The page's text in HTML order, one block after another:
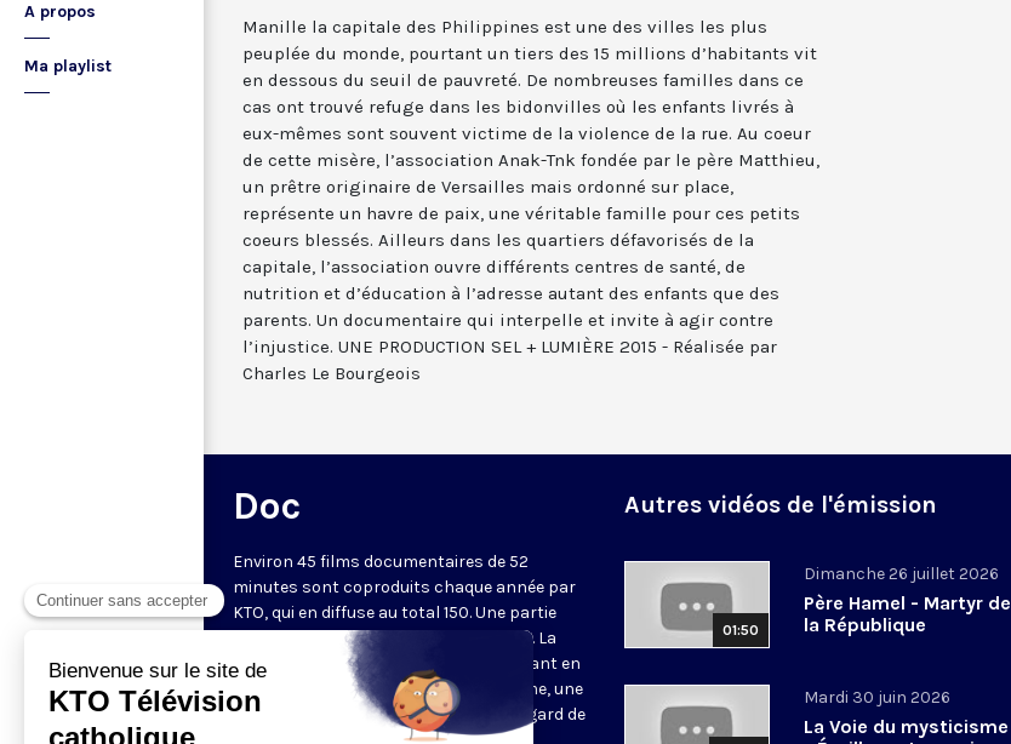
A propos
Ma playlist
Manille la capitale des Philippines est une des villes les plus
peuplée du monde, pourtant un tiers des 15 millions d’habitants vit
en dessous du seuil de pauvreté. De nombreuses familles dans ce
cas ont trouvé refuge dans les bidonvilles où les enfants livrés à
eux-mêmes sont souvent victime de la violence de la rue. Au coeur
de cette misère, l’association Anak-Tnk fondée par le père Matthieu,
un prêtre originaire de Versailles mais ordonné sur place,
représente un havre de paix, une véritable famille pour ces petits
coeurs blessés. Ailleurs dans les quartiers défavorisés de la
capitale, l’association ouvre différents centres de santé, de
nutrition et d’éducation à l’adresse autant des enfants que des
parents. Un documentaire qui interpelle et invite à agir contre
l’injustice. UNE PRODUCTION SEL + LUMIÈRE 2015 - Réalisée par
Charles Le Bourgeois
Doc
Environ 45 films documentaires de 52
minutes sont coproduits chaque année par
KTO, qui en diffuse au total 150. Une partie
d'entre eux est disponible sur Internet. La
chaîne privilégie des documents mettant en
valeur une vision chrétienne de l'homme, une
lecture des questions de société au regard de
la doctrine sociale de l'Église, une
Autres vidéos de l'émission
01:50
Dimanche 26 juillet 2026
Père Hamel - Martyr de
la République
Mardi 30 juin 2026
La Voie du mysticisme